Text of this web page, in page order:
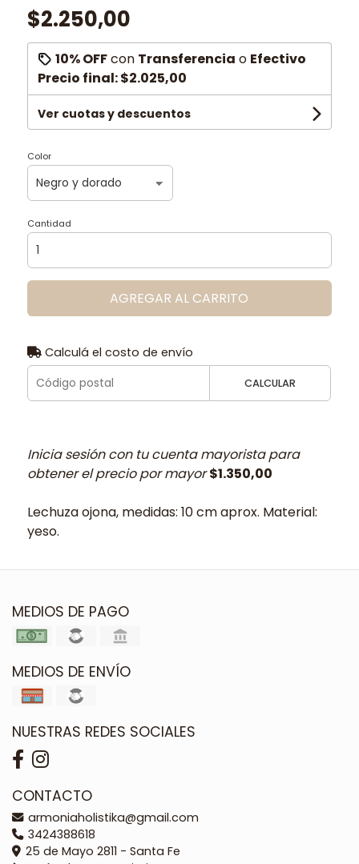
$2.250,00
10% OFFcon Transferencia o Efectivo
Precio final:$2.025,00
Ver cuotas y descuentos
Color
Cantidad
AGREGAR AL CARRITO
Calculá el costo de envío
CALCULAR
Inicia sesión con tu cuenta mayorista para
obtener el precio por mayor$1.350,00
Lechuza ojona, medidas: 10 cm aprox. Material:
yeso.
MEDIOS DE PAGO
MEDIOS DE ENVÍO
NUESTRAS REDES SOCIALES
CONTACTO
armoniaholistika@gmail.com
3424388618
25 de Mayo 2811 - Santa Fe